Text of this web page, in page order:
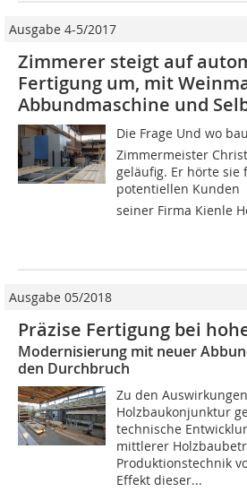
Ausgabe 4-5/2017
Zimmerer steigt auf
Fertigung um, mit
Abbundmaschine und
Die Frage Und wo
Zimmermeister
geläufig. Er hörte sie
potentiellen Kunden
seiner Firma Kienle
Ausgabe 05/2018
Präzise Fertigung bei
Modernisierung mit neuer
den Durchbruch
Zu den
Holzbaukonjunktur
technische
mittlerer
Produktionstechnik
Effekt dieser...